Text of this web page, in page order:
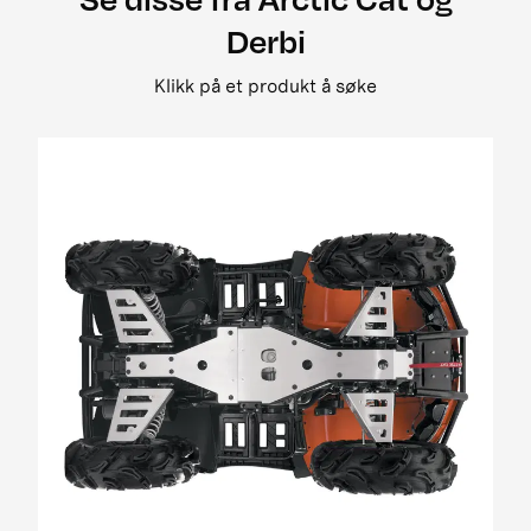
2008 650 3in1 pm street legal my i
2008 650 h1 street legal 0bc69
MY08-MY10 01[1]
2009 400 2x4 og 4x4 EFT
2009 500 TRV EFT PM Street Legal MY09
2009 650 H1 EFT PM T3
2009 700 H1 EFI Cruiser EFT PM Street Legal
MY09
2009 700 H1 EFI EFT Panther EFT PM MY09
2009 700 H1 EFI TRV EFT PM Street Legal MY09
01
Derbi
Klikk på et produkt å søke